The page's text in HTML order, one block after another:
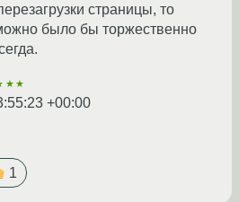
страницы, то
было бы торжественно
+00:00
1